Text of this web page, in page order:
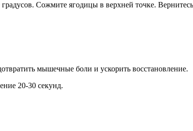
Сожмите ягодицы в верхней точке.
мышечные боли и ускорить восстановление.
20-30 секунд.